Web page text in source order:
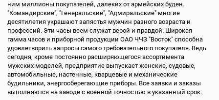
ним миллионы покупателей, далеких от армейских буден.
"Командирские", "Генеральские", "Адмиральские" многие
десятилетия украшают запястья мужчин разного возраста и
профессий. Эти часы всем служат верой и правдой. Широкая
гамма часов и приборной продукции ОАО ЧЧЗ "Восток" способна
удовлетворить запросы самого требовательного покупателя. Ведь
сегодня, кроме постоянно расширяющегося ассортимента
мужских моделей, предприятие выпускает женские, судовые,
автомобильные, настенные, кварцевые и механические
будильники, энергосберегающие приборы. Все заявки и заказы
выполняются на заводе с военной точностью в указанный срок.